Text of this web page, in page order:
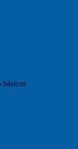
básicos